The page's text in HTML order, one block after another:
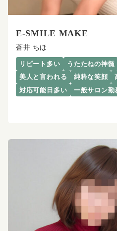
E-SMILE MAKE
蒼井 ちほ
リピート多い うたたねの神髄
美人と言われる
純粋な笑顔
対応可能日多い
一般サロン勤